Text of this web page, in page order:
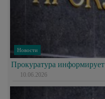
Новости
Прокуратура информирует
10.06.2026